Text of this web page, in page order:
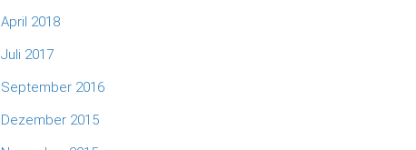
April 2018
Juli 2017
September 2016
Dezember 2015